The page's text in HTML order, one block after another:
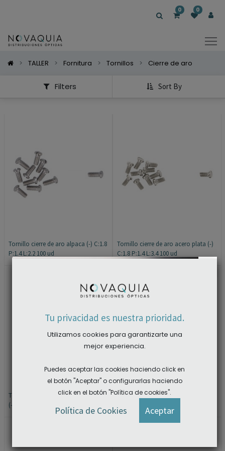
0 0
TALLER Fornitura Tornillos Cierre de aro
Filters Sort By
Mostrar
Tornillo cierre de aro alpaca (-) C:1.8
P:1.4 L:2.2 100 ud
Tornillo cierre de aro acero plata (-)
C:1.8 P:1.4 L:3.4 100 ud
Tornillo cierre de aro acero dorado
(-) C:1.8 P:1.4 L:3.4 100 ud
Tornillo cierre de aro alpaca (-) C:1.8
Tu privacidad es nuestra prioridad.
Utilizamos cookies para garantizarte una
mejor experiencia.
Puedes aceptar las cookies haciendo click en
el botón "Aceptar" o configurarlas haciendo
click en el botón "Política de cookies".
Política de Cookies Aceptar